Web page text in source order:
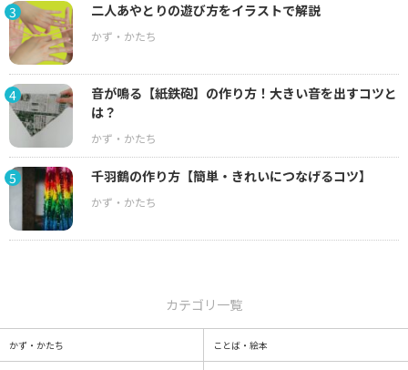
3 二人あやとりの遊び方をイラストで解説
4
音が鳴る【紙鉄砲】の作り方！大きい音を出すコツと
は？
5 千羽鶴の作り方【簡単・きれいにつなげるコツ】
カテゴリ一覧
かず・かたち ことば・絵本